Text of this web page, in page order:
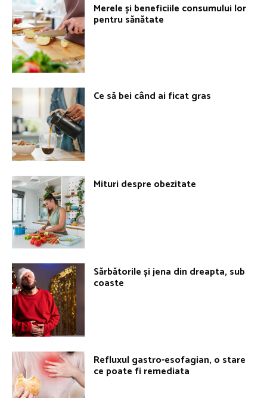
Merele și beneficiile consumului lor
pentru sănătate
Ce să bei când ai ficat gras
Mituri despre obezitate
Sărbătorile și jena din dreapta, sub
coaste
Refluxul gastro-esofagian, o stare
ce poate fi remediata